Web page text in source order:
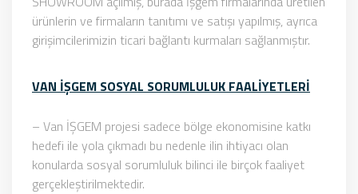
ürünlerin ve firmaların tanıtımı ve satışı yapılmış, ayrıca
girişimcilerimizin ticari bağlantı kurmaları sağlanmıştır.
VAN İŞGEM SOSYAL SORUMLULUK FAALİYETLERİ
– Van İŞGEM projesi sadece bölge ekonomisine katkı
hedefi ile yola çıkmadı bu nedenle ilin ihtiyacı olan
konularda sosyal sorumluluk bilinci ile birçok faaliyet
gerçekleştirilmektedir.